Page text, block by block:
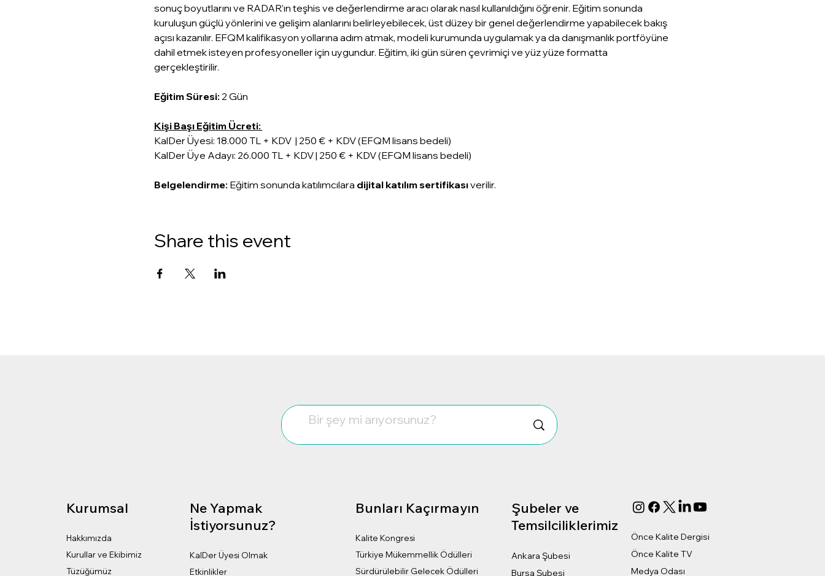
sonuç boyutlarını ve RADAR’ın teşhis ve değerlendirme aracı olarak nasıl kullanıldığını öğrenir. Eğitim sonunda
kuruluşun güçlü yönlerini ve gelişim alanlarını belirleyebilecek, üst düzey bir genel değerlendirme yapabilecek bakış
açısı kazanılır. EFQM kalifikasyon yollarına adım atmak, modeli kurumunda uygulamak ya da danışmanlık portföyüne
dahil etmek isteyen profesyoneller için uygundur. Eğitim, iki gün süren çevrimiçi ve yüz yüze formatta
gerçekleştirilir.
EğitimSüresi: 2 Gün
Kişi Başı Eğitim Ücreti:
KalDer Üyesi: 18.000 TL + KDV  | 250 € + KDV (EFQM lisans bedeli)
KalDer Üye Adayı: 26.000 TL + KDV | 250 € + KDV (EFQM lisans bedeli)
Belgelendirme: Eğitim sonunda katılımcılara dijital katılım sertifikası verilir.
Share this event
Kurumsal
Hakkımızda
Kurullar ve Ekibimiz
Tüzüğümüz
Bunları Kaçırmayın
Kalite Kongresi
Türkiye Mükemmellik Ödülleri
Sürdürülebilir Gelecek Ödülleri
Şubeler ve
Temsilciliklerimiz
Ankara Şubesi
Bursa Şubesi
Önce Kalite Dergisi
Önce Kalite TV
Medya Odası
Ne Yapmak
İstiyorsunuz?
KalDer Üyesi Olmak
Etkinlikler